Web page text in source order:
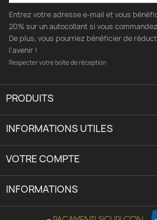
Entrez votre adresse e-mail et vous
20% sur un autocollant si vous
De plus, vous pourriez bénéficier de
l’avenir !
Respecter votre boîte de réception
PRODUITS
INFORMATIONS UTILES
VOTRE COMPTE
INFORMATIONS